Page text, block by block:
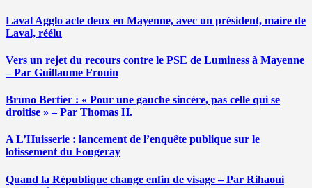
Laval Agglo acte deux en Mayenne, avec un président, maire de
Laval, réélu
Vers un rejet du recours contre le PSE de Luminess à Mayenne
– Par Guillaume Frouin
Bruno Bertier : « Pour une gauche sincère, pas celle qui se
droitise » – Par Thomas H.
A L’Huisserie : lancement de l’enquête publique sur le
lotissement du Fougeray
Quand la République change enfin de visage – Par Rihaoui